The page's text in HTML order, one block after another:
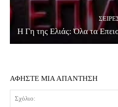
Η Γη της Ελιάς: Όλα τα
ΑΦΗΣΤΕ ΜΙΑ ΑΠΑΝΤΗΣΗ